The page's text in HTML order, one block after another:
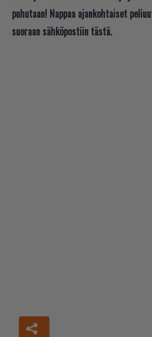
puhutaan! Nappaa ajankohtaiset
suoraan sähköpostiin tästä.